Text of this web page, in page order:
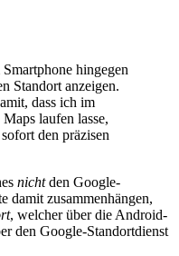
hingegen
Standort anzeigen.
dass ich im
laufen lasse,
den präzisen
nichtden Google-
damit zusammenhängen,
, welcher über die Android-
den Google-Standortdienst